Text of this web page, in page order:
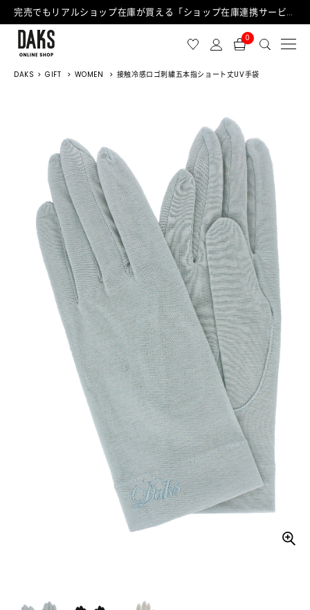
完売でもリアルショップ在庫が買える「ショップ在庫連携サービス」が日中もご利用可能になりました！
0
DAKS GIFT WOMEN 接触冷感ロゴ刺繍五本指ショート丈UV手袋